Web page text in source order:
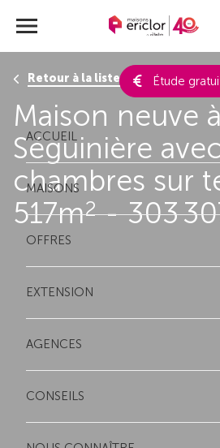
Étude
ACCUEIL
MAISONS
OFFRES
EXTENSION
AGENCES
CONSEILS
Retour à la liste des résultats
Maison neuve
Séguinière
chambres sur
517m2- 303